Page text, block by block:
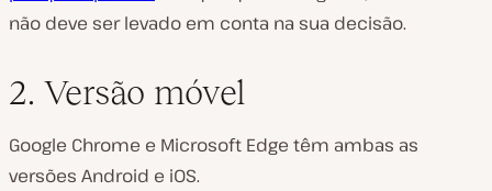
não deve ser levado em conta na sua decisão.
2. Versão móvel
Google Chrome e Microsoft Edge têm ambas as
versões Android e iOS.